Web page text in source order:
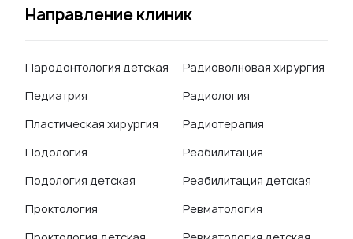
Направление клиник
Пародонтология детская
Педиатрия
Пластическая хирургия
Подология
Подология детская
Проктология
Радиоволновая хирургия
Радиология
Радиотерапия
Реабилитация
Реабилитация детская
Ревматология